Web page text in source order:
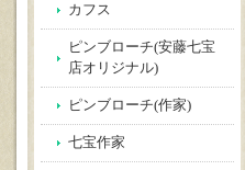
カフス
ピンブローチ(安藤七宝
店オリジナル)
ピンブローチ(作家)
七宝作家